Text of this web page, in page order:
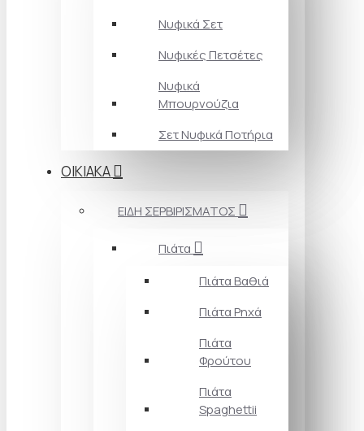
Νυφικά Σετ
Νυφικές Πετσέτες
Νυφικά
Μπουρνούζια
Σετ Νυφικά Ποτήρια
ΟΙΚΙΑΚΑ
ΕΙΔΗ ΣΕΡΒΙΡΙΣΜΑΤΟΣ
Πιάτα
Πιάτα Βαθιά
Πιάτα Ρηχά
Πιάτα
Φρούτου
Πιάτα
Spaghettii